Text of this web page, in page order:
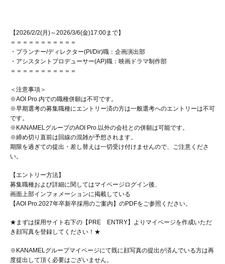
【2026/2/2(月)～2026/3/6(金)17:00まで】
＝＝＝＝＝＝＝＝＝＝＝
・プランナー/ディレクター(Pl/Dir)職：企画演出部
・アシスタントプロデューサー(AP)職：映画ドラマ制作部
＝＝＝＝＝＝＝＝＝＝＝
＜注意事項＞
※AOI Pro.内での職種併願は不可です。
※早期選考の募集職種にエントリー済の方は一般選考へのエントリーは不可
です。
※KANAMELグループのAOI Pro.以外の会社との併願は可能です。
※締め切り直前は回線の混雑が予想されます。
期限を過ぎての提出・差し替えは一切受け付けませんので、ご注意くださ
い。
【エントリー方法】
募集職種および詳細に関してはマイページログイン後、
画面上部インフォメーションに掲載している
【AOI Pro.2027年卒新卒採用のご案内】のPDFをご参照ください。
★まずは採用サイト右下の【PRE ENTRY】よりマイページを作成いただ
き顔写真を登録してください！★
※KANAMELグループマイページにて既に顔写真の提出が済んでいる方は再
度提出して頂く必要はございません。